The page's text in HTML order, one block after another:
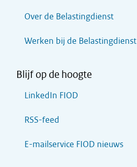
Over de Belastingdienst
Werken bij de Belastingdienst
Blijf op de hoogte
LinkedIn FIOD
RSS-feed
E-mailservice FIOD nieuws